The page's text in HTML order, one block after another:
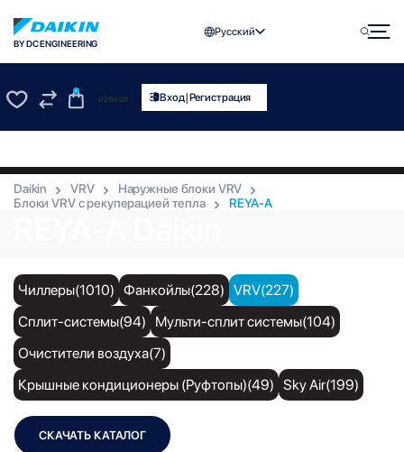
BY DC ENGINEERING
Русский
0
UZS0.00 Вход|Регистрация
Daikin VRV
Наружные блоки VRV
Блоки VRV с рекуперацией тепла
REYA-A
Чиллеры(1010) Фанкойлы(228) VRV(227)
Сплит-системы(94)
Мульти-сплит системы(104)
Очистители воздуха(7)
Крышные кондиционеры (Руфтопы)(49) Sky Air(199)
СКАЧАТЬ КАТАЛОГ